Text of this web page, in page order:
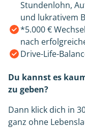
Stundenlohn,
und lukrativem
*5.000 €
nach
Drive-Life-
Du kannst es
zu geben?
Dann klick dich in
ganz ohne